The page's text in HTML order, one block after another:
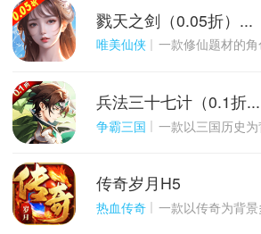
千百度h5
游戏
戮天之剑（0.05折）...
唯美仙侠 一款修仙题材的角色扮演养
千百度h5
游戏
兵法三十七计（0.1折...
争霸三国 一款以三国历史为背景的卡牌
千百度h5
游戏
传奇岁月H5
热血传奇 一款以传奇为背景多人在线的